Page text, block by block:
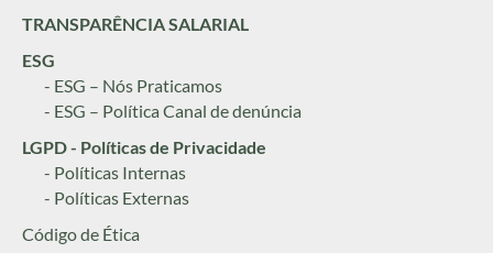
TRANSPARÊNCIA SALARIAL
ESG
- ESG – Nós Praticamos
- ESG – Política Canal de denúncia
LGPD - Políticas de Privacidade
- Políticas Internas
- Políticas Externas
Código de Ética